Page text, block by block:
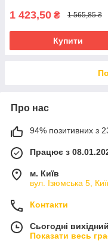
1 423,50 ₴ 1 565,85 ₴
Купити
Про нас
94% позитивних з
Працює з
м. Київ
вул. Ізюмська 5,
Контакти
Сьогодні вихідний
Показати весь